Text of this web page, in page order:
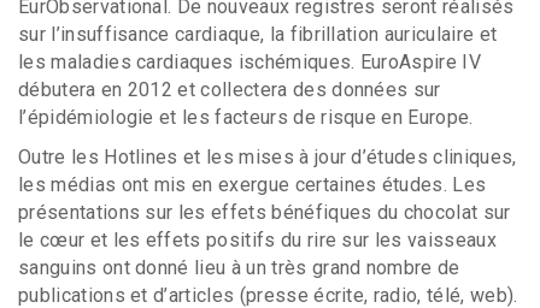
EurObservational. De nouveaux registres seront réalisés
sur l’insuffisance cardiaque, la fibrillation auriculaire et
les maladies cardiaques ischémiques. EuroAspire IV
débutera en 2012 et collectera des données sur
l’épidémiologie et les facteurs de risque en Europe.
Outre les Hotlines et les mises à jour d’études cliniques,
les médias ont mis en exergue certaines études. Les
présentations sur les effets bénéfiques du chocolat sur
le cœur et les effets positifs du rire sur les vaisseaux
sanguins ont donné lieu à un très grand nombre de
publications et d’articles (presse écrite, radio, télé, web).